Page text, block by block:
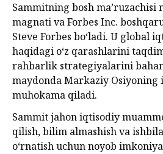
Sammitning bosh ma’ruzachisi
magnati va Forbes Inc.
Steve Forbes bo‘ladi. U global
haqidagi o‘z qarashlarini
rahbarlik strategiyalarini
maydonda Markaziy
muhokama qiladi.
Sammit jahon iqtisodiy
qilish, bilim almashish va
o‘rnatish uchun noyob